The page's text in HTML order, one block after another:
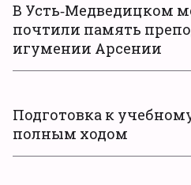
В Усть‑Медведицком
почтили память
игумении Арсении
Подготовка к
полным ходом